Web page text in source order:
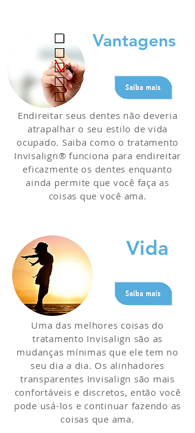
Vantagens
Endireitar seus dentes não deveria
atrapalhar o seu estilo de vida
ocupado. Saiba como o tratamento
Invisalign® funciona para endireitar
eficazmente os dentes enquanto
ainda permite que você faça as
coisas que você ama.
Vida
Uma das melhores coisas do
tratamento Invisalign são as
mudanças mínimas que ele tem no
seu dia a dia. Os alinhadores
transparentes Invisalign são mais
confortáveis e discretos, então você
pode usá-los e continuar fazendo as
coisas que ama.